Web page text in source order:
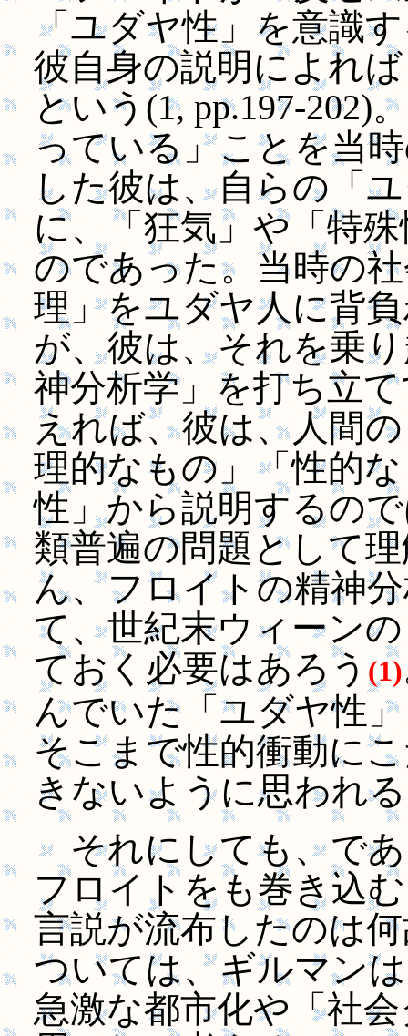
「ユダヤ性」を意識
彼自身の説明によれ
という(1, pp.197-202)
っている」ことを当
した彼は、自らの「
に、「狂気」や「特
のであった。当時の
理」をユダヤ人に背
が、彼は、それを乗
神分析学」を打ち立
えれば、彼は、人間
理的なもの」「性的
性」から説明するの
類普遍の問題として
ん、フロイトの精神
て、世紀末ウィーン
ておく必要はあろう (1)
んでいた「ユダヤ性
そこまで性的衝動に
きないように思われ
それにしても、であ
フロイトをも巻き込
言説が流布したのは
ついては、ギルマン
急激な都市化や「社